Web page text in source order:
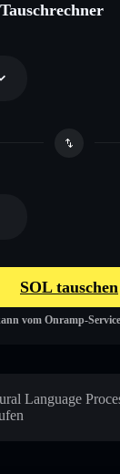
SOL tauschen
vom Onramp-
Language